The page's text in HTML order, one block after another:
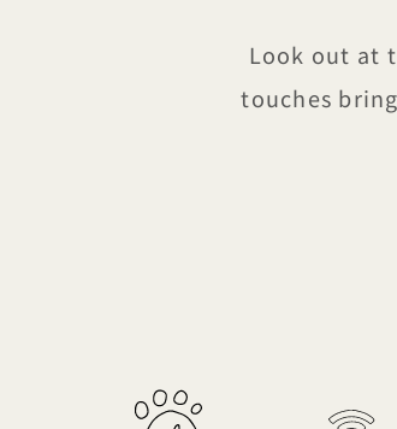
Look out at
touches